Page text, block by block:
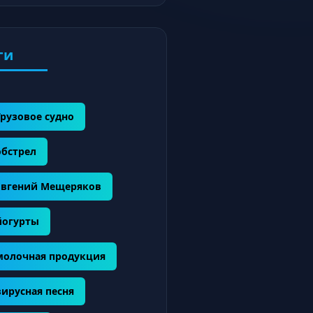
судно
Мещеряков
продукция
песня